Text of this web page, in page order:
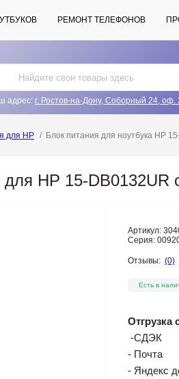
РЕМОНТ ТЕЛЕФОНОВ
адрес: г. Ростов-на-Дону, Соборный 24, оф.
для HP Блок питания для ноутбука HP
HP 15-DB0132UR
Артикул:
Серия:
Отзывы: (0)
Есть в
Отгрузка
-СДЭК
- Почта
- Яндекс